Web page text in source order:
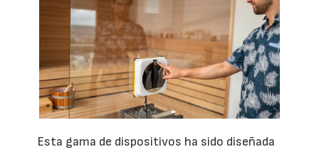
Esta gama de dispositivos ha sido diseñada